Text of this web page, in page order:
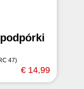
47)
€ 14,99